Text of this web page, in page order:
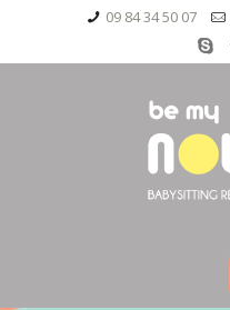
09 84 34 50 07